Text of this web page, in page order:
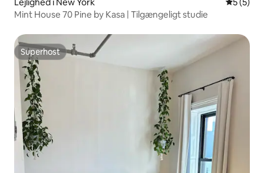
Mint House 70 Pine by Kasa | Tilgængeligt studie
Superhost
Superhost